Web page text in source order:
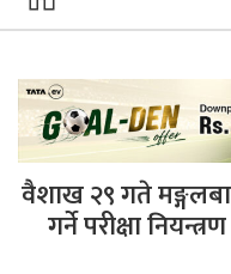
वैशाख २९ गते
गर्ने परीक्षा